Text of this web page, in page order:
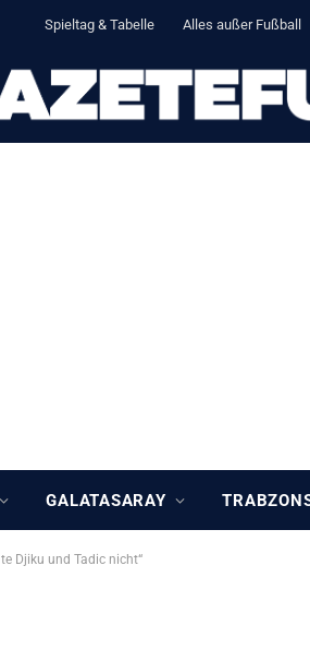
Spieltag & Tabelle Alles außer Fußball
GALATASARAY
Djiku und Tadic nicht“